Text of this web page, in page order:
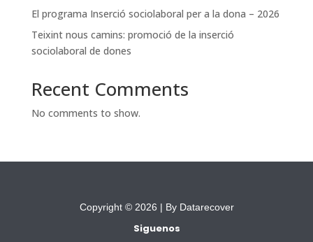
El programa Inserció sociolaboral per a la dona – 2026
Teixint nous camins: promoció de la inserció
sociolaboral de dones
Recent Comments
No comments to show.
Copyright © 2026 | By Datarecover
Siguenos